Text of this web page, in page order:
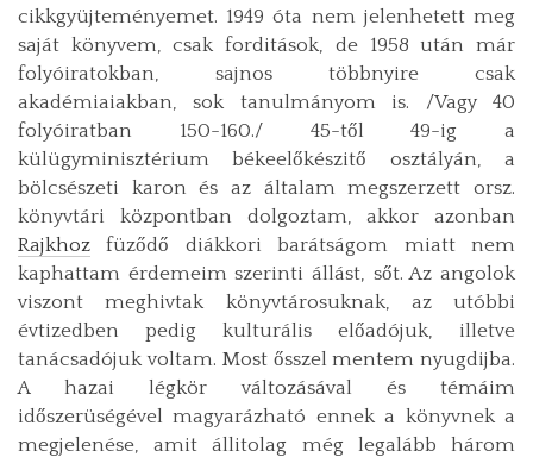
cikkgyüjteményemet. 1949 óta nem jelenhetett meg
saját könyvem, csak forditások, de 1958 után már
folyóiratokban, sajnos többnyire csak
akadémiaiakban, sok tanulmányom is. /Vagy 40
folyóiratban 150-160./ 45-től 49-ig a
külügyminisztérium békeelőkészitő osztályán, a
bölcsészeti karon és az általam megszerzett orsz.
könyvtári központban dolgoztam, akkor azonban
Rajkhoz füződő diákkori barátságom miatt nem
kaphattam érdemeim szerinti állást, sőt. Az angolok
viszont meghivtak könyvtárosuknak, az utóbbi
évtizedben pedig kulturális előadójuk, illetve
tanácsadójuk voltam. Most ősszel mentem nyugdijba.
A hazai légkör változásával és témáim
időszerüségével magyarázható ennek a könyvnek a
megjelenése, amit állitolag még legalább három